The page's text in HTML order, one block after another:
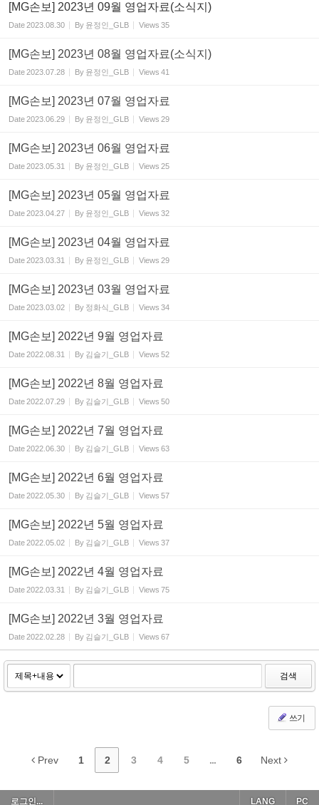
[MG손보] 2023년 09월 영업자료(소식지)
Date2023.08.30 By 윤정인_GLB Views 35
[MG손보] 2023년 08월 영업자료(소식지)
Date2023.07.28 By 윤정인_GLB Views 41
[MG손보] 2023년 07월 영업자료
Date2023.06.29 By 윤정인_GLB Views 29
[MG손보] 2023년 06월 영업자료
Date2023.05.31 By 윤정인_GLB Views 25
[MG손보] 2023년 05월 영업자료
Date2023.04.27 By 윤정인_GLB Views 32
[MG손보] 2023년 04월 영업자료
Date2023.03.31 By 윤정인_GLB Views 29
[MG손보] 2023년 03월 영업자료
Date2023.03.02 By 정화식_GLB Views 34
[MG손보] 2022년 9월 영업자료
Date2022.08.31 By 김슬기_GLB Views 52
[MG손보] 2022년 8월 영업자료
Date2022.07.29 By 김슬기_GLB Views 50
[MG손보] 2022년 7월 영업자료
Date2022.06.30 By 김슬기_GLB Views 63
[MG손보] 2022년 6월 영업자료
Date2022.05.30 By 김슬기_GLB Views 57
[MG손보] 2022년 5월 영업자료
Date2022.05.02 By 김슬기_GLB Views 37
[MG손보] 2022년 4월 영업자료
Date2022.03.31 By 김슬기_GLB Views 75
[MG손보] 2022년 3월 영업자료
Date2022.02.28 By 김슬기_GLB Views 67
검색
쓰기
Prev 1 2 3 4 5 ... 6 Next
로그인... PC
LANG